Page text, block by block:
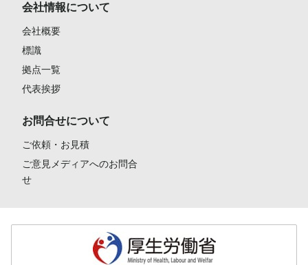
会社情報について
会社概要
標識
拠点一覧
代表挨拶
お問合せについて
ご依頼・お見積
ご意見メディアへのお問合
せ